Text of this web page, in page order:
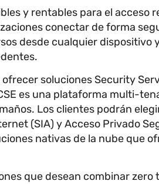
y rentables para el acceso
conectar de forma
desde cualquier dispositivo
soluciones Security
es una plataforma multi-
Los clientes podrán
(SIA) y Acceso Privado
nativas de la nube que
que desean combinar